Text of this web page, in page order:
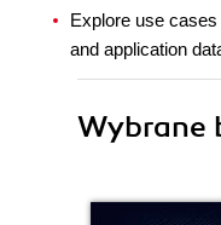
Explore use
and application
Wybrane